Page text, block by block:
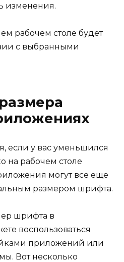
изменения.
рабочем столе будет
с выбранными
если у вас уменьшился
на рабочем столе
могут все еще
размером шрифта.
шрифта в
воспользоваться
приложений или
Вот несколько